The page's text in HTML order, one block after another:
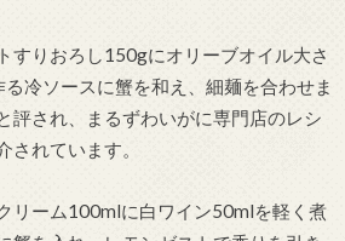
すりおろし150gにオリーブオイル大さ
冷ソースに蟹を和え、細麺を合わせま
評され、まるずわいがに専門店のレシ
されています。
リーム100mlに白ワイン50mlを軽く煮